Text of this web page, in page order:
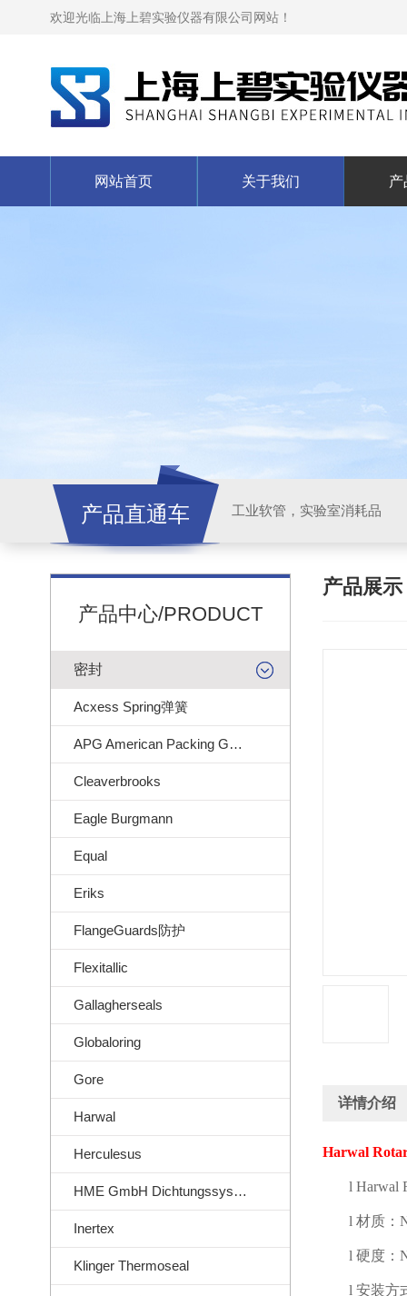
欢迎光临上海上碧实验仪器有限公司网站！
网站首页 关于我们 产
产品直通车 工业软管，实验室消耗品
产品中心/PRODUCT
密封
Acxess Spring弹簧
APG American Packing Gasket
Cleaverbrooks
Eagle Burgmann
Equal
Eriks
FlangeGuards防护
Flexitallic
Gallagherseals
Globaloring
Gore
Harwal
Herculesus
HME GmbH Dichtungssysteme
Inertex
Klinger Thermoseal
产品展示
详情介绍
Harwal
l Harwal
l 材质：
l 硬度：
l 安装方